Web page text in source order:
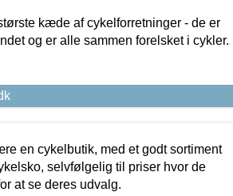
kæde af cykelforretninger - de er
og er alle sammen forelsket i cykler.
en cykelbutik, med et godt sortiment
selvfølgelig til priser hvor de
at se deres udvalg.